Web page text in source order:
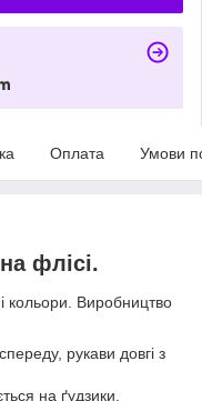
Оплата Умови
флісі.
кольори. Виробництво
рукави довгі з
на ґудзики.